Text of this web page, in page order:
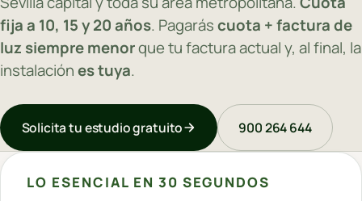
fija a 10, 15 y 20 años. Pagaráscuota + factura de
luz siempre menorque tu factura actual y, al final, la
instalaciónes tuya.
Solicita tu estudio gratuito 900 264 644
LO ESENCIAL EN 30 SEGUNDOS